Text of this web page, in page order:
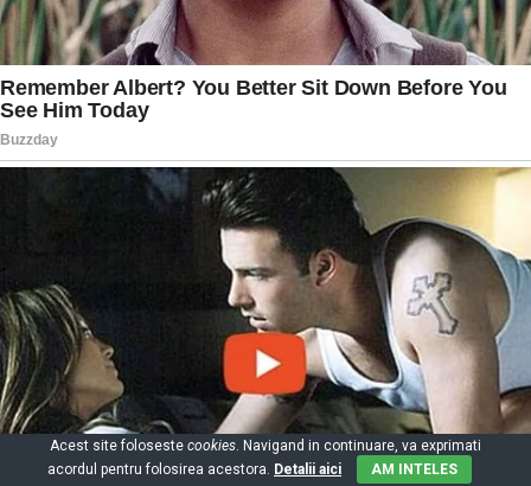
Acest site foloseste cookies. Navigand in continuare, va exprimati
acordul pentru folosirea acestora. Detalii aici AM INTELES